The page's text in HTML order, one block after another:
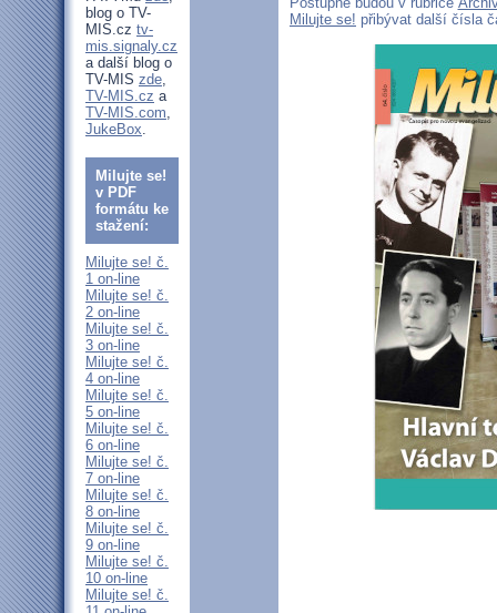
blog o TV-
MIS.cz tv-
mis.signaly.cz
a další blog o
TV-MIS zde,
TV-MIS.cz a
TV-MIS.com,
JukeBox.
Milujte se!
v PDF
formátu ke
stažení:
Milujte se! č.
1 on-line
Milujte se! č.
2 on-line
Milujte se! č.
3 on-line
Milujte se! č.
4 on-line
Milujte se! č.
5 on-line
Milujte se! č.
6 on-line
Milujte se! č.
7 on-line
Milujte se! č.
8 on-line
Milujte se! č.
9 on-line
Milujte se! č.
10 on-line
Milujte se! č.
Milujte se! přibývat další čísla